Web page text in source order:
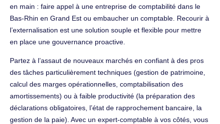
en main : faire appel à une entreprise de comptabilité dans le
Bas-Rhin en Grand Est ou embaucher un comptable. Recourir à
l’externalisation est une solution souple et flexible pour mettre
en place une gouvernance proactive.
Partez à l’assaut de nouveaux marchés en confiant à des pros
des tâches particulièrement techniques (gestion de patrimoine,
calcul des marges opérationnelles, comptabilisation des
amortissements) ou à faible productivité (la préparation des
déclarations obligatoires, l’état de rapprochement bancaire, la
gestion de la paie). Avec un expert-comptable à vos côtés, vous